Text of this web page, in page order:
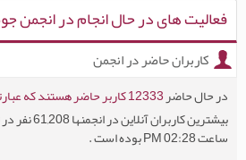
فعالیت های در حال انجام در انجمن
کاربران حاضر در انجمن
در حال حاضر12333 کاربر حاضر هستند که عبارتند از
ساعت 02:28 PM بوده است .